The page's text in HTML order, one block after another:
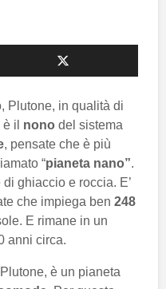
Plutone, in qualità di
il nono del sistema
, pensate che è più
“pianeta nano”.
ghiaccio e roccia. E’
che impiega ben 248
E rimane in un
anni circa.
è un pianeta